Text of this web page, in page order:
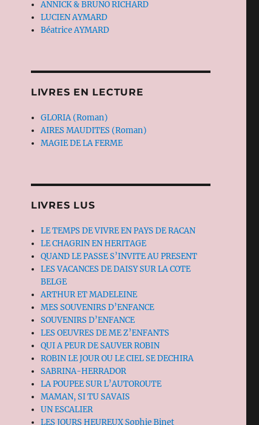
ANNICK & BRUNO RICHARD
LUCIEN AYMARD
Béatrice AYMARD
LIVRES EN LECTURE
GLORIA (Roman)
AIRES MAUDITES (Roman)
MAGIE DE LA FERME
LIVRES LUS
LE TEMPS DE VIVRE EN PAYS DE RACAN
LE CHAGRIN EN HERITAGE
QUAND LE PASSE S’INVITE AU PRESENT
LES VACANCES DE DAISY SUR LA COTE
BELGE
ARTHUR ET MADELEINE
MES SOUVENIRS D’ENFANCE
SOUVENIRS D’ENFANCE
LES OEUVRES DE ME Z’ENFANTS
QUI A PEUR DE SAUVER ROBIN
ROBIN LE JOUR OU LE CIEL SE DECHIRA
SABRINA-HERRADOR
LA POUPEE SUR L’AUTOROUTE
MAMAN, SI TU SAVAIS
UN ESCALIER
LES JOURS HEUREUX Sophie Binet